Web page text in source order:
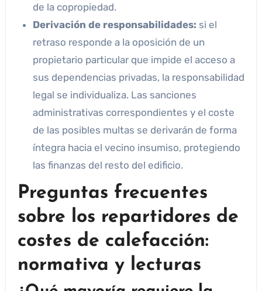
de la copropiedad.
Derivación de responsabilidades: si el
retraso responde a la oposición de un
propietario particular que impide el acceso a
sus dependencias privadas, la responsabilidad
legal se individualiza. Las sanciones
administrativas correspondientes y el coste
de las posibles multas se derivarán de forma
íntegra hacia el vecino insumiso, protegiendo
las finanzas del resto del edificio.
Preguntas frecuentes
sobre los repartidores de
costes de calefacción:
normativa y lecturas